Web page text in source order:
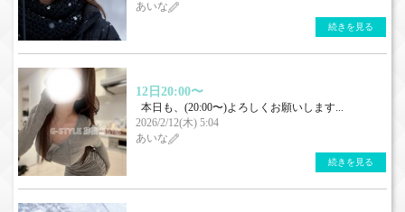
あいな
続きを見る
12日20:00〜
本日も、(20:00〜)よろしくお願いします...
2026/2/12(木) 5:04
あいな
続きを見る